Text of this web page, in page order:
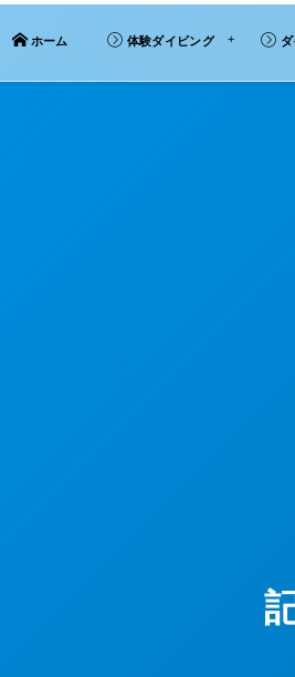
ホーム 体験ダイビング